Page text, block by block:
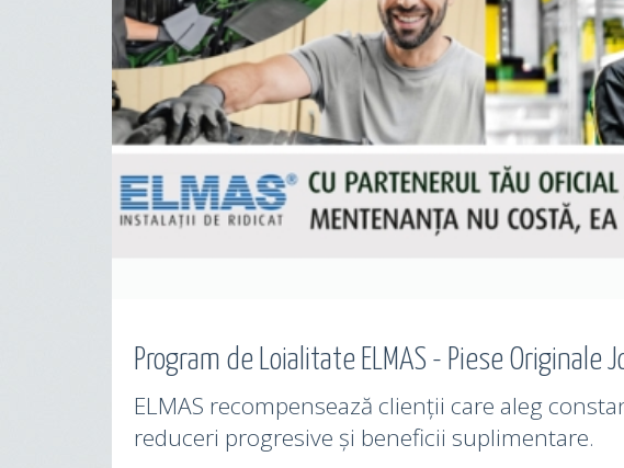
Program de Loialitate ELMAS - Piese Originale
ELMAS recompensează clienții care aleg
reduceri progresive și beneficii suplimentare.